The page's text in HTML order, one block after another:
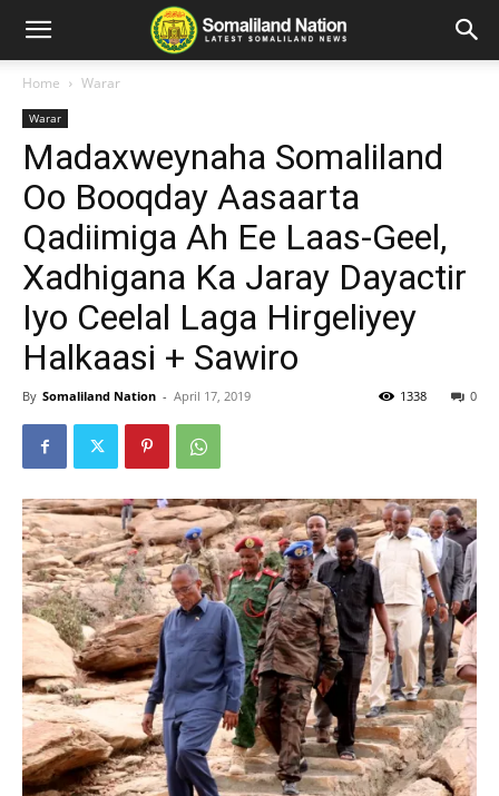
Home Warar
Warar
Madaxweynaha Somaliland
Oo Booqday Aasaarta
Qadiimiga Ah Ee Laas-Geel,
Xadhigana Ka Jaray Dayactir
Iyo Ceelal Laga Hirgeliyey
Halkaasi + Sawiro
By Somaliland Nation - April 17, 2019 0
1338